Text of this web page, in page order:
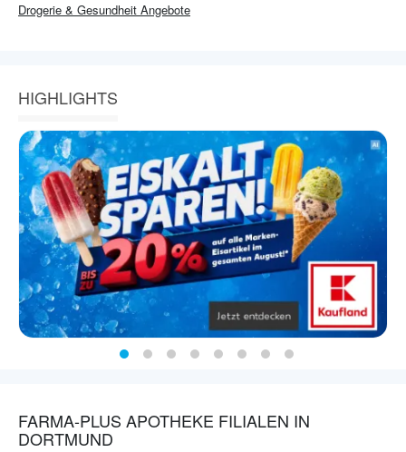
Drogerie & Gesundheit Angebote
HIGHLIGHTS
FARMA-PLUS APOTHEKE FILIALEN IN
DORTMUND